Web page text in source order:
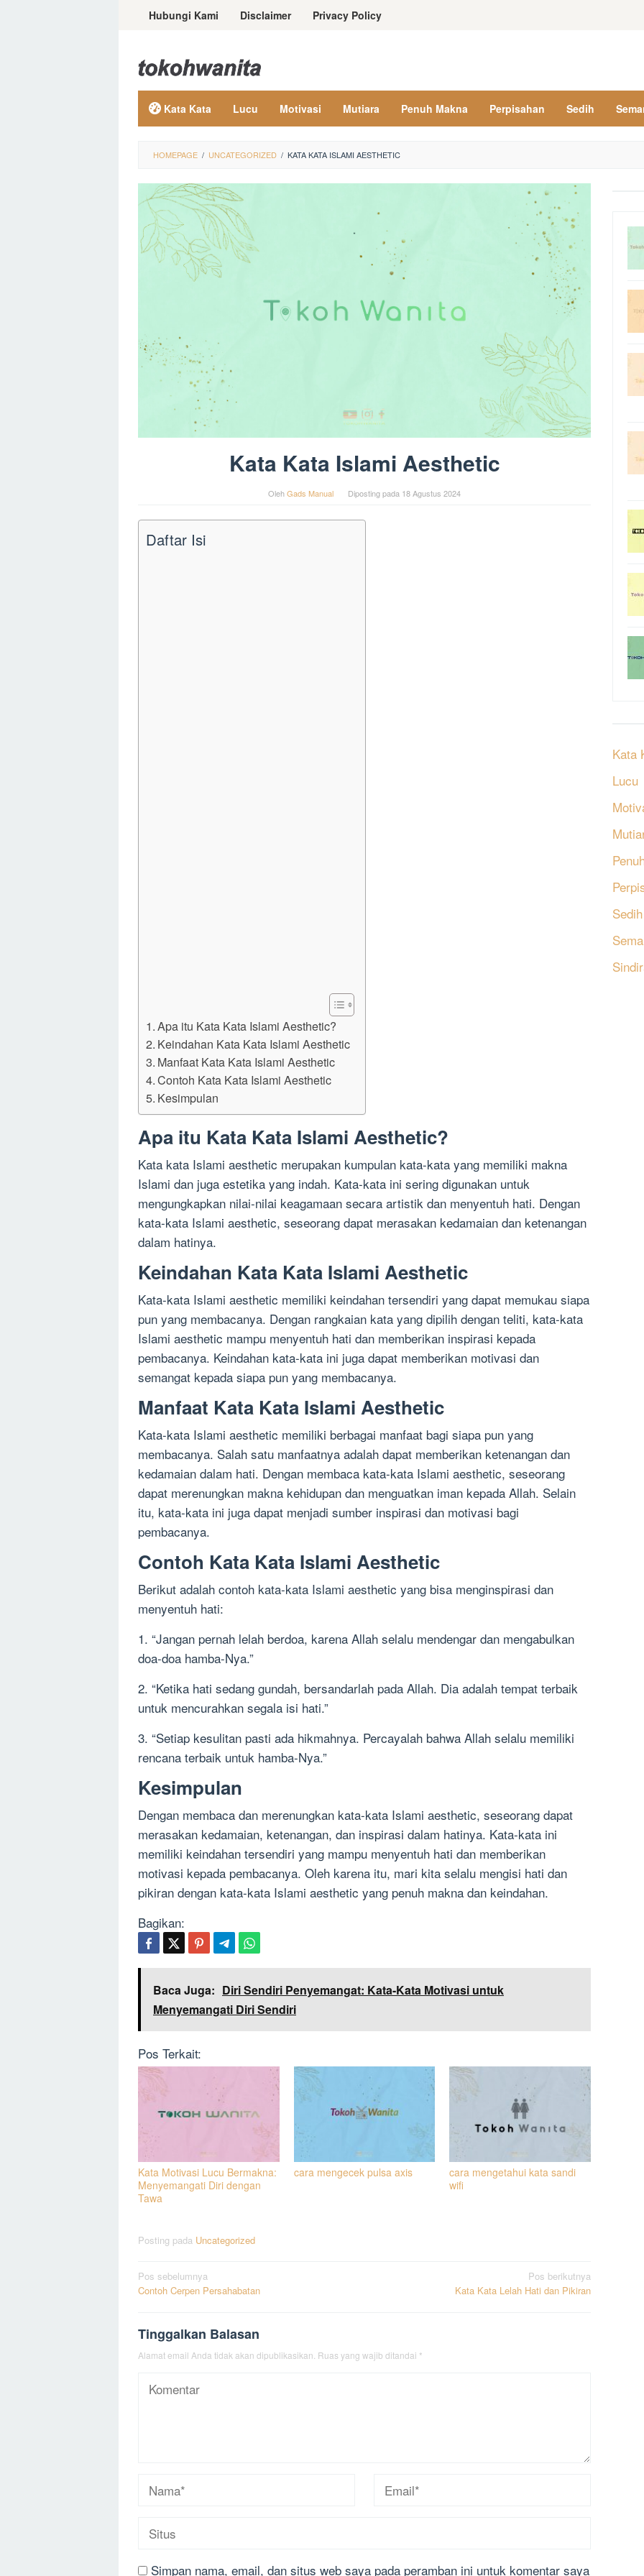
LoncatHubungi Kami Disclaimer Privacy Policy
Kata Kata Lucu Motivasi Mutiara Penuh Makna Perpisahan Sedih
HOMEPAGE / UNCATEGORIZED / KATA KATA ISLAMI AESTHETIC
Kata Kata Islami Aesthetic
OlehGads Manual Diposting pada 18 Agustus 2024
Daftar Isi
Apa itu Kata Kata Islami Aesthetic?
Keindahan Kata Kata Islami Aesthetic
Manfaat Kata Kata Islami Aesthetic
Contoh Kata Kata Islami Aesthetic
Kesimpulan
Apa itu Kata Kata Islami Aesthetic?
Kata kata Islami aesthetic merupakan kumpulan kata-kata yang memiliki makna
Islami dan juga estetika yang indah. Kata-kata ini sering digunakan untuk
mengungkapkan nilai-nilai keagamaan secara artistik dan menyentuh hati. Dengan
kata-kata Islami aesthetic, seseorang dapat merasakan kedamaian dan ketenangan
dalam hatinya.
Keindahan Kata Kata Islami Aesthetic
Kata-kata Islami aesthetic memiliki keindahan tersendiri yang dapat memukau siapa
pun yang membacanya. Dengan rangkaian kata yang dipilih dengan teliti, kata-kata
Islami aesthetic mampu menyentuh hati dan memberikan inspirasi kepada
pembacanya. Keindahan kata-kata ini juga dapat memberikan motivasi dan
semangat kepada siapa pun yang membacanya.
Manfaat Kata Kata Islami Aesthetic
Kata-kata Islami aesthetic memiliki berbagai manfaat bagi siapa pun yang
membacanya. Salah satu manfaatnya adalah dapat memberikan ketenangan dan
kedamaian dalam hati. Dengan membaca kata-kata Islami aesthetic, seseorang
dapat merenungkan makna kehidupan dan menguatkan iman kepada Allah. Selain
itu, kata-kata ini juga dapat menjadi sumber inspirasi dan motivasi bagi
pembacanya.
Contoh Kata Kata Islami Aesthetic
Berikut adalah contoh kata-kata Islami aesthetic yang bisa menginspirasi dan
menyentuh hati:
1. “Jangan pernah lelah berdoa, karena Allah selalu mendengar dan mengabulkan
doa-doa hamba-Nya.”
2. “Ketika hati sedang gundah, bersandarlah pada Allah. Dia adalah tempat terbaik
untuk mencurahkan segala isi hati.”
3. “Setiap kesulitan pasti ada hikmahnya. Percayalah bahwa Allah selalu memiliki
rencana terbaik untuk hamba-Nya.”
Kesimpulan
Dengan membaca dan merenungkan kata-kata Islami aesthetic, seseorang dapat
merasakan kedamaian, ketenangan, dan inspirasi dalam hatinya. Kata-kata ini
memiliki keindahan tersendiri yang mampu menyentuh hati dan memberikan
motivasi kepada pembacanya. Oleh karena itu, mari kita selalu mengisi hati dan
pikiran dengan kata-kata Islami aesthetic yang penuh makna dan keindahan.
Bagikan:
Baca Juga: Diri Sendiri Penyemangat: Kata-Kata Motivasi untuk
Menyemangati Diri Sendiri
Pos Terkait:
Kata Motivasi Lucu Bermakna:
Menyemangati Diri dengan
Tawa
cara mengecek pulsa axis
cara mengetahui kata sandi
wifi
Posting pada Uncategorized
Navigasi
pos
Pos sebelumnya
Contoh Cerpen Persahabatan
Pos berikutnya
Kata Kata Lelah Hati dan Pikiran
Tinggalkan Balasan
Alamat email Anda tidak akan dipublikasikan. Ruas yang wajib ditandai *
Simpan nama, email, dan situs web saya pada peramban ini untuk komentar saya
Kata
Lucu
Sedih